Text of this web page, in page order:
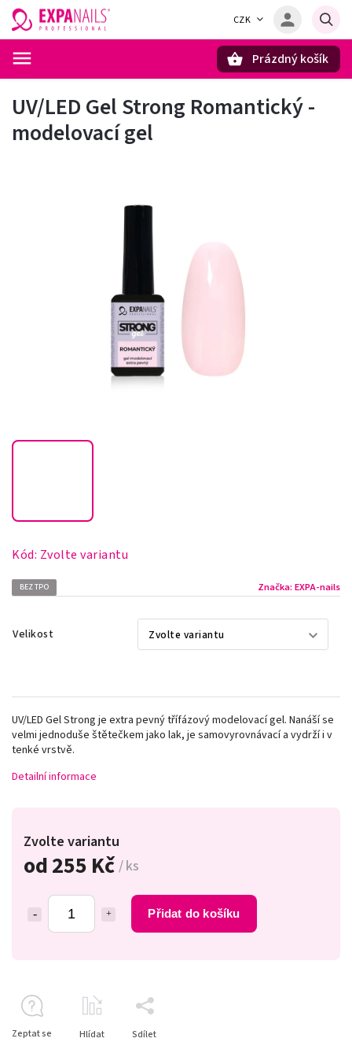
CZK
Prázdný košík
UV/LED Gel Strong Romantický -
modelovací gel
Kód: Zvolte variantu
BEZ TPO Značka: EXPA-nails
Velikost
od255 Kč / ks
Přidat do košíku
Zvolte variantu
UV/LED Gel Strong je extra pevný třífázový modelovací gel. Nanáší se
velmi jednoduše štětečkem jako lak, je samovyrovnávací a vydrží i v
tenké vrstvě.
Detailní informace
Zeptat se Hlídat Sdílet